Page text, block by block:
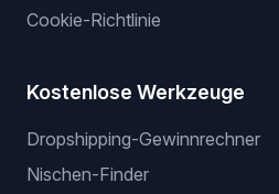
Cookie-Richtlinie
Kostenlose Werkzeuge
Dropshipping-Gewinnrechner
Nischen-Finder